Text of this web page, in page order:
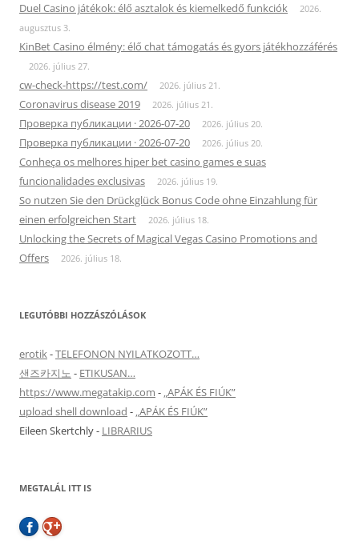
Duel Casino játékok: élő asztalok és kiemelkedő funkciók
2026.
augusztus 3.
KinBet Casino élmény: élő chat támogatás és gyors játékhozzáférés
2026. július 27.
cw-check-https://test.com/ 2026. július 21.
Coronavirus disease 2019 2026. július 21.
Проверка публикации · 2026-07-20 2026. július 20.
Проверка публикации · 2026-07-20 2026. július 20.
Conheça os melhores hiper bet casino games e suas
funcionalidades exclusivas
2026. július 19.
So nutzen Sie den Drückglück Bonus Code ohne Einzahlung für
einen erfolgreichen Start
2026. július 18.
Unlocking the Secrets of Magical Vegas Casino Promotions and
Offers
2026. július 18.
LEGUTÓBBI HOZZÁSZÓLÁSOK
erotik-TELEFONON NYILATKOZOTT…
샌즈카지노 - ETIKUSAN…
https://www.megatakip.com - „APÁK ÉS FIÚK”
upload shell download - „APÁK ÉS FIÚK”
Eileen Skertchly- LIBRARIUS
MEGTALÁL ITT IS